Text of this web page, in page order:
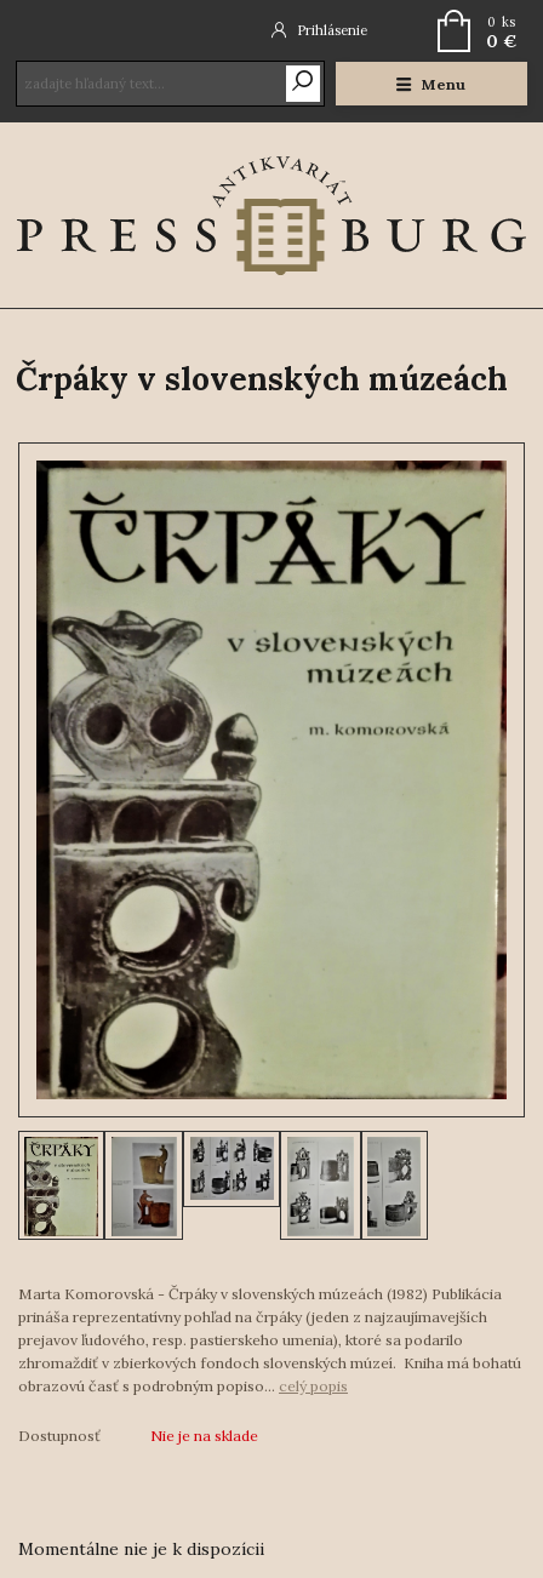
Menu
Prihlásenie 0 ks
0 €
Črpáky v slovenských múzeách
Marta Komorovská - Črpáky v slovenských múzeách (1982) Publikácia
prináša reprezentatívny pohľad na črpáky (jeden z najzaujímavejších
prejavov ľudového, resp. pastierskeho umenia), ktoré sa podarilo
zhromaždiť v zbierkových fondoch slovenských múzeí. Kniha má bohatú
obrazovú časť s podrobným popiso... celý popis
Dostupnosť Nie je na sklade
Momentálne nie je k dispozícii